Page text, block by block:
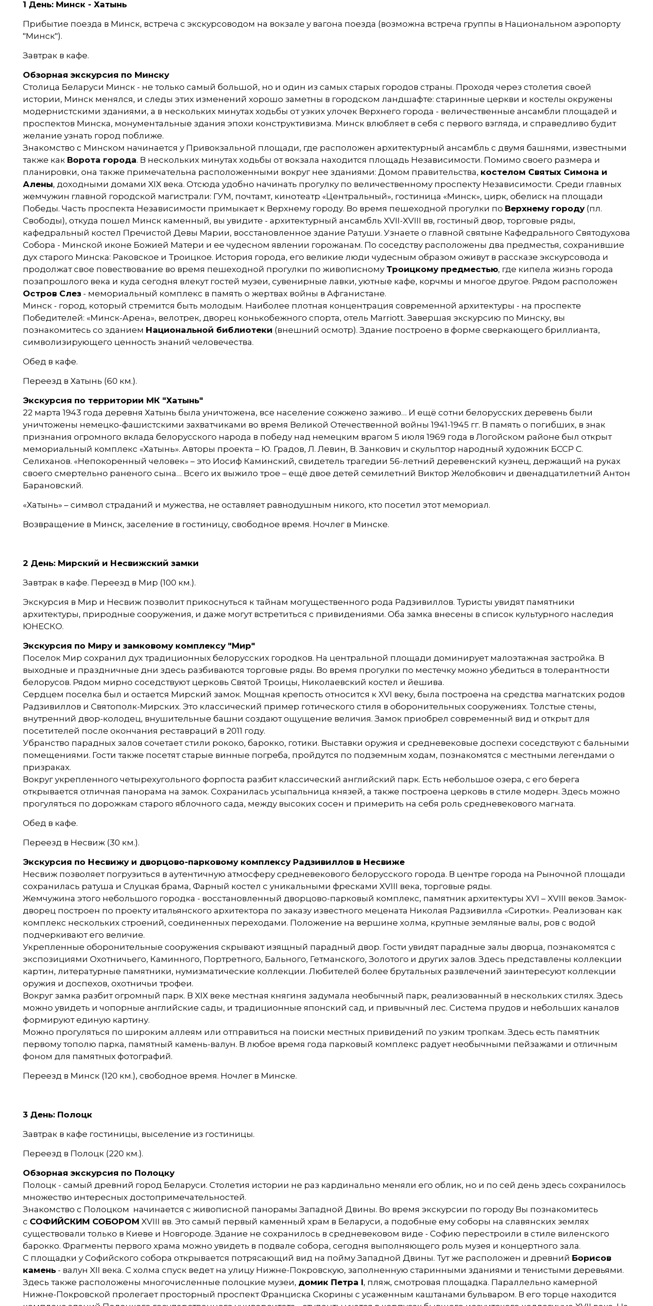
1 День: Минск - Хатынь
Прибытие поезда в Минск, встреча с экскурсоводом на вокзале у вагона поезда (возможна встреча группы в Национальном аэропорту
"Минск").
Завтрак в кафе.
Обзорная экскурсия по Минску
Столица Беларуси Минск - не только самый большой, но и один из самых старых городов страны. Проходя через столетия своей
истории, Минск менялся, и следы этих изменений хорошо заметны в городском ландшафте: старинные церкви и костелы окружены
модернистскими зданиями, а в нескольких минутах ходьбы от узких улочек Верхнего города - величественные ансамбли площадей и
проспектов Минска, монументальные здания эпохи конструктивизма. Минск влюбляет в себя с первого взгляда, и справедливо будит
желание узнать город поближе.
Знакомство с Минском начинается у Привокзальной площади, где расположен архитектурный ансамбль с двумя башнями, известными
также как Ворота города. В нескольких минутах ходьбы от вокзала находится площадь Независимости. Помимо своего размера и
планировки, она также примечательна расположенными вокруг нее зданиями: Домом правительства, костелом Святых Симона и
Алены, доходными домами XIX века. Отсюда удобно начинать прогулку по величественному проспекту Независимости. Среди главных
жемчужин главной городской магистрали: ГУМ, почтамт, кинотеатр «Центральный», гостиница «Минск», цирк, обелиск на площади
Победы. Часть проспекта Независимости примыкает к Верхнему городу. Во время пешеходной прогулки по Верхнему городу(пл.
Свободы), откуда пошел Минск каменный, вы увидите - архитектурный ансамбль XVII-XVIII вв, гостиный двор, торговые ряды,
кафедральный костел Пречистой Девы Марии, восстановленное здание Ратуши. Узнаете о главной святыне Кафедрального Святодухова
Собора - Минской иконе Божией Матери и ее чудесном явлении горожанам. По соседству расположены два предместья, сохранившие
дух старого Минска: Раковское и Троицкое. История города, его великие люди чудесным образом оживут в рассказе экскурсовода и
продолжат свое повествование во время пешеходной прогулки по живописному Троицкому предместью, где кипела жизнь города
позапрошлого века и куда сегодня влекут гостей музеи, сувенирные лавки, уютные кафе, корчмы и многое другое. Рядом расположен
Остров Слез - мемориальный комплекс в память о жертвах войны в Афганистане.
Минск - город, который стремится быть молодым. Наиболее плотная концентрация современной архитектуры - на проспекте
Победителей: «Минск-Арена», велотрек, дворец конькобежного спорта, отель Marriott. Завершая экскурсию по Минску, вы
познакомитесь со зданием Национальной библиотеки (внешний осмотр). Здание построено в форме сверкающего бриллианта,
символизирующего ценность знаний человечества.
Обед в кафе.
Переезд в Хатынь (60 км.).
Экскурсия по территории МК "Хатынь"
22 марта 1943 года деревня Хатынь была уничтожена, все население сожжено заживо… И ещё сотни белорусских деревень были
уничтожены немецко-фашистскими захватчиками во время Великой Отечественной войны 1941-1945 гг. В память о погибших, в знак
признания огромного вклада белорусского народа в победу над немецким врагом 5 июля 1969 года в Логойском районе был открыт
мемориальный комплекс «Хатынь». Авторы проекта – Ю. Градов, Л. Левин, В. Занкович и скульптор народный художник БССР С.
Селиханов. «Непокоренный человек» – это Иосиф Каминский, свидетель трагедии 56-летний деревенский кузнец, держащий на руках
своего смертельно раненого сына… Всего их выжило трое – ещё двое детей семилетний Виктор Желобкович и двенадцатилетний Антон
Барановский.
«Хатынь» – символ страданий и мужества, не оставляет равнодушным никого, кто посетил этот мемориал.
Возвращение в Минск, заселение в гостиницу, свободное время. Ночлег в Минске.
2 День: Мирский и Несвижский замки
Завтрак в кафе. Переезд в Мир (100 км.).
Экскурсия в Мир и Несвиж позволит прикоснуться к тайнам могущественного рода Радзивиллов. Туристы увидят памятники
архитектуры, природные сооружения, и даже могут встретиться с привидениями. Оба замка внесены в список культурного наследия
ЮНЕСКО.
Экскурсия по Миру и замковому комплексу "Мир"
Поселок Мир сохранил дух традиционных белорусских городков. На центральной площади доминирует малоэтажная застройка. В
выходные и праздничные дни здесь разбиваются торговые ряды. Во время прогулки по местечку можно убедиться в толерантности
белорусов. Рядом мирно соседствуют церковь Святой Троицы, Николаевский костел и йешива.
Сердцем поселка был и остается Мирский замок. Мощная крепость относится к XVI веку, была построена на средства магнатских родов
Радзивиллов и Святополк-Мирских. Это классический пример готического стиля в оборонительных сооружениях. Толстые стены,
внутренний двор-колодец, внушительные башни создают ощущение величия. Замок приобрел современный вид и открыт для
посетителей после окончания реставраций в 2011 году.
Убранство парадных залов сочетает стили рококо, барокко, готики. Выставки оружия и средневековые доспехи соседствуют с бальными
помещениями. Гости также посетят старые винные погреба, пройдутся по подземным ходам, познакомятся с местными легендами о
призраках.
Вокруг укрепленного четырехугольного форпоста разбит классический английский парк. Есть небольшое озера, с его берега
открывается отличная панорама на замок. Сохранилась усыпальница князей, а также построена церковь в стиле модерн. Здесь можно
прогуляться по дорожкам старого яблочного сада, между высоких сосен и примерить на себя роль средневекового магната.
Обед в кафе.
Переезд в Несвиж (30 км.).
Экскурсия по Несвижу и дворцово-парковому комплексу Радзивиллов в Несвиже
Несвиж позволяет погрузиться в аутентичную атмосферу средневекового белорусского города. В центре города на Рыночной площади
сохранилась ратуша и Слуцкая брама, Фарный костел с уникальными фресками XVIII века, торговые ряды.
Жемчужина этого небольшого городка - восстановленный дворцово-парковый комплекс, памятник архитектуры XVI – XVIII веков. Замок-
дворец построен по проекту итальянского архитектора по заказу известного мецената Николая Радзивилла «Сиротки». Реализован как
комплекс нескольких строений, соединенных переходами. Положение на вершине холма, крупные земляные валы, ров с водой
подчеркивают его величие.
Укрепленные оборонительные сооружения скрывают изящный парадный двор. Гости увидят парадные залы дворца, познакомятся с
экспозициями Охотничьего, Каминного, Портретного, Бального, Гетманского, Золотого и других залов. Здесь представлены коллекции
картин, литературные памятники, нумизматические коллекции. Любителей более брутальных развлечений заинтересуют коллекции
оружия и доспехов, охотничьи трофеи.
Вокруг замка разбит огромный парк. В XIX веке местная княгиня задумала необычный парк, реализованный в нескольких стилях. Здесь
можно увидеть и чопорные английские сады, и традиционные японский сад, и привычный лес. Система прудов и небольших каналов
формируют единую картину.
Можно прогуляться по широким аллеям или отправиться на поиски местных привидений по узким тропкам. Здесь есть памятник
первому тополю парка, памятный камень-валун. В любое время года парковый комплекс радует необычными пейзажами и отличным
фоном для памятных фотографий.
Переезд в Минск (120 км.), свободное время. Ночлег в Минске.
3 День: Полоцк
Завтрак в кафе гостиницы, выселение из гостиницы.
Переезд в Полоцк (220 км.).
Обзорная экскурсия по Полоцку
Полоцк - самый древний город Беларуси. Столетия истории не раз кардинально меняли его облик, но и по сей день здесь сохранилось
множество интересных достопримечательностей.
Знакомство с Полоцком начинается с живописной панорамы Западной Двины. Во время экскурсии по городу Вы познакомитесь
с СОФИЙСКИМ СОБОРОМ XVIII вв. Это самый первый каменный храм в Беларуси, а подобные ему соборы на славянских землях
существовали только в Киеве и Новгороде. Здание не сохранилось в средневековом виде - Софию перестроили в стиле виленского
барокко. Фрагменты первого храма можно увидеть в подвале собора, сегодня выполняющего роль музея и концертного зала.
С площадки у Софийского собора открывается потрясающий вид на пойму Западной Двины. Тут же расположен и древний Борисов
камень - валун XII века. С холма спуск ведет на улицу Нижне-Покровскую, заполненную старинными зданиями и тенистыми деревьями.
Здесь также расположены многочисленные полоцкие музеи, домик Петра I, пляж, смотровая площадка. Параллельно камерной
Нижне-Покровской пролегает просторный проспект Франциска Скорины с усаженным каштанами бульваром. В его торце находится